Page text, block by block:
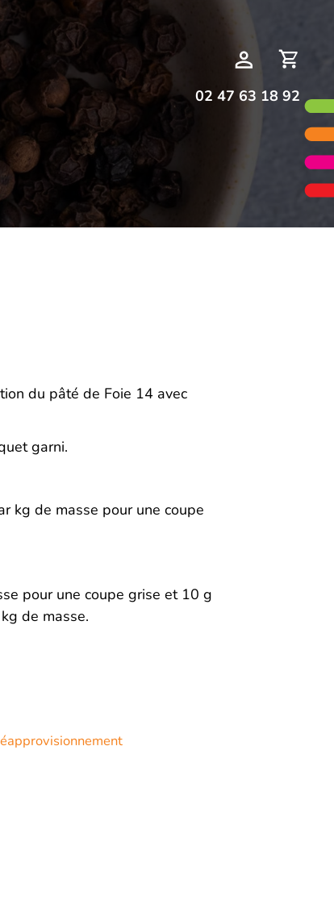
Mon
devis
02 47 63 18 92
du pâté de Foie 14 avec
garni.
kg de masse pour une coupe
pour une coupe grise et 10 g
de masse.